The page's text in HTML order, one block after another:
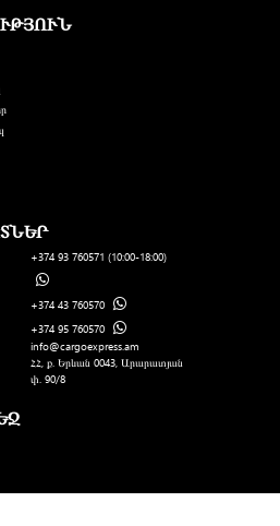
+374 93 760571 (10:00-18:00)
+374 43 760570
+374 95 760570
info@cargoexpress.am
ՀՀ, ք. Երևան 0043, Արարատյան
փ. 90/8